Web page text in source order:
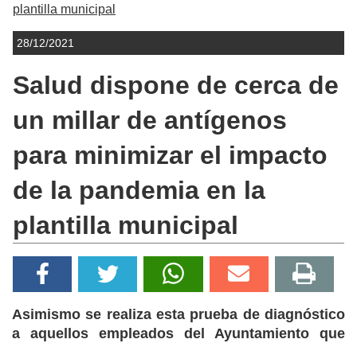
plantilla municipal
28/12/2021
Salud dispone de cerca de
un millar de antígenos
para minimizar el impacto
de la pandemia en la
plantilla municipal
Asimismo se realiza esta prueba de diagnóstico
a aquellos empleados del Ayuntamiento que